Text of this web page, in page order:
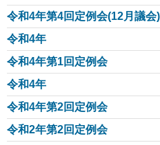
令和4年第4回定例会(12月議
令和4年
令和4年第1回定例会
令和4年
令和4年第2回定例会
令和2年第2回定例会